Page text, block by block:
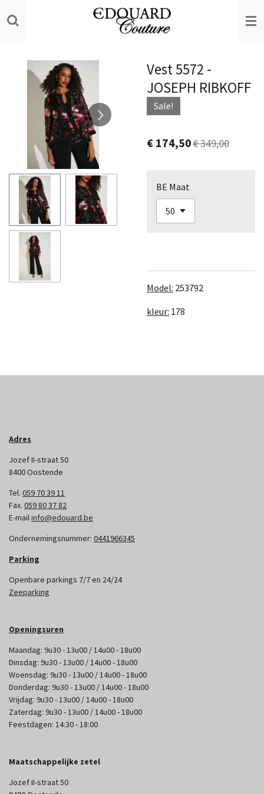
direct
hoofdinhoud
Vest 5572 -
JOSEPH RIBKOFF
Sale!
€ 174,50€ 349,00
BE Maat
Model: 253792
kleur: 178
Adres
Jozef II-straat 50
8400 Oostende
Tel. 059 70 39 11
Fax. 059 80 37 82
E-mailinfo@edouard.be
Ondernemingsnummer: 0441966345
Parking
Openbare parkings 7/7 en 24/24
Zeeparking
Openingsuren
Maandag: 9u30 - 13u00 / 14u00 - 18u00
Dinsdag: 9u30 - 13u00 / 14u00 - 18u00
Woensdag: 9u30 - 13u00 / 14u00 - 18u00
Donderdag: 9u30 - 13u00 / 14u00 - 18u00
Vrijdag: 9u30 - 13u00 / 14u00 - 18u00
Zaterdag: 9u30 - 13u00 / 14u00 - 18u00
Feestdagen: 14:30 - 18:00
Maatschappelijke zetel
Jozef II-straat 50